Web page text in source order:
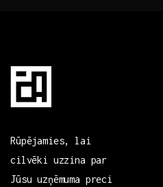
Rūpējamies, lai
cilvēki uzzina par
Jūsu uzņēmuma preci